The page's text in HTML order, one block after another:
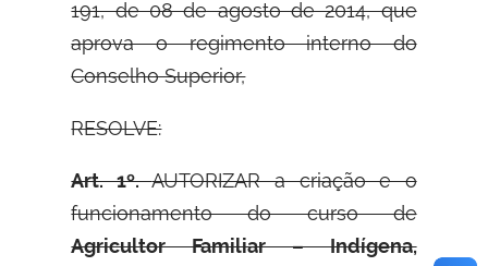
191, de 08 de agosto de 2014, que
aprova o regimento interno do
Conselho Superior,
RESOLVE:
Art. 1º.AUTORIZAR a criação e o
funcionamento do curso de
Agricultor Familiar – Indígena,